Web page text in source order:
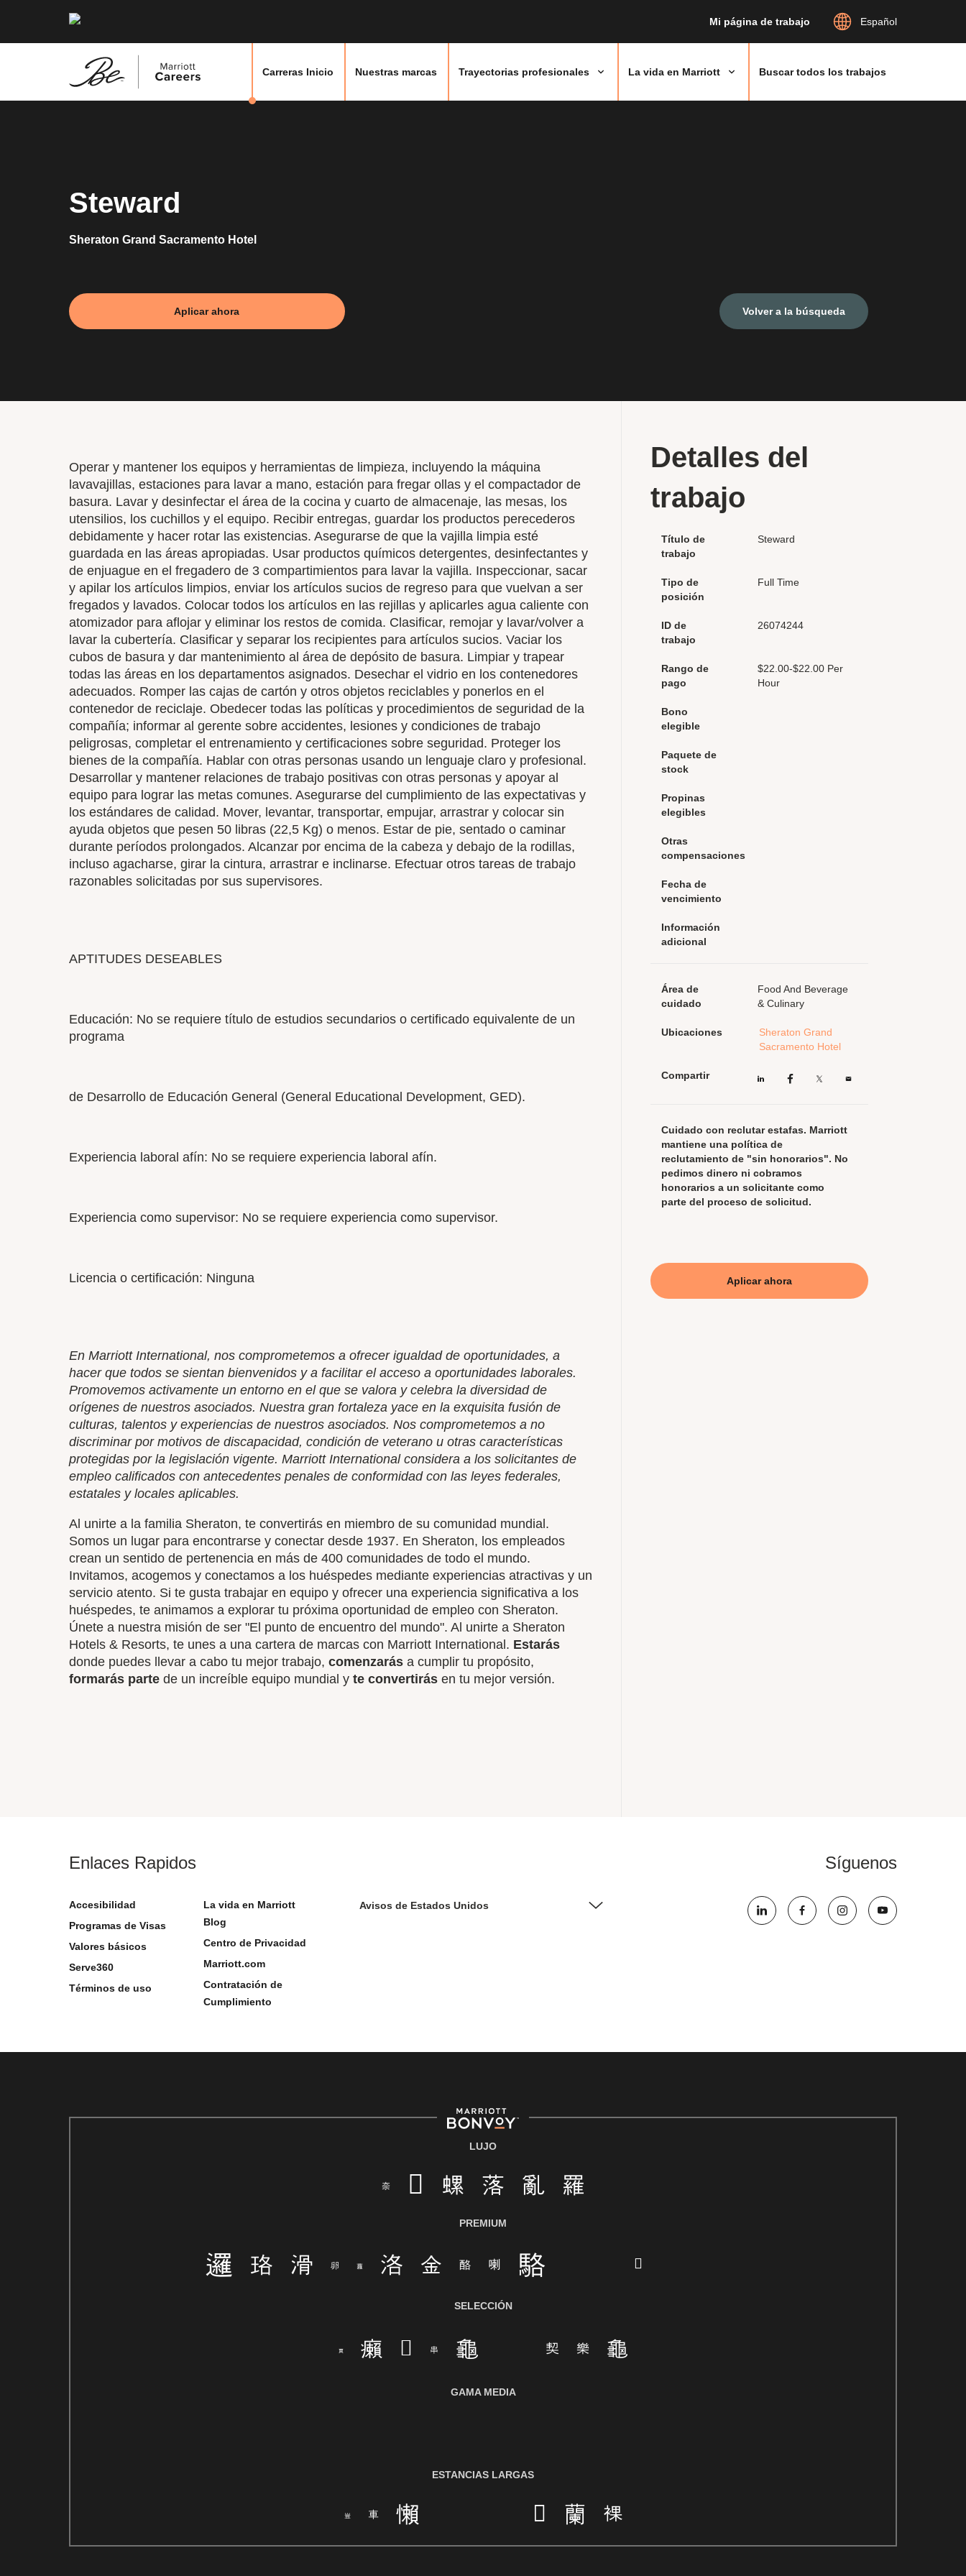
Mi página de trabajo Español
Carreras Inicio Nuestras marcas Trayectorias profesionales La vida en Marriott Buscar todos los trabajos
Steward
Sheraton Grand Sacramento Hotel
Aplicar ahora Volver a la búsqueda
Operar y mantener los equipos y herramientas de limpieza, incluyendo la máquina
lavavajillas, estaciones para lavar a mano, estación para fregar ollas y el compactador de
basura. Lavar y desinfectar el área de la cocina y cuarto de almacenaje, las mesas, los
utensilios, los cuchillos y el equipo. Recibir entregas, guardar los productos perecederos
debidamente y hacer rotar las existencias. Asegurarse de que la vajilla limpia esté
guardada en las áreas apropiadas. Usar productos químicos detergentes, desinfectantes y
de enjuague en el fregadero de 3 compartimientos para lavar la vajilla. Inspeccionar, sacar
y apilar los artículos limpios, enviar los artículos sucios de regreso para que vuelvan a ser
fregados y lavados. Colocar todos los artículos en las rejillas y aplicarles agua caliente con
atomizador para aflojar y eliminar los restos de comida. Clasificar, remojar y lavar/volver a
lavar la cubertería. Clasificar y separar los recipientes para artículos sucios. Vaciar los
cubos de basura y dar mantenimiento al área de depósito de basura. Limpiar y trapear
todas las áreas en los departamentos asignados. Desechar el vidrio en los contenedores
adecuados. Romper las cajas de cartón y otros objetos reciclables y ponerlos en el
contenedor de reciclaje. Obedecer todas las políticas y procedimientos de seguridad de la
compañía; informar al gerente sobre accidentes, lesiones y condiciones de trabajo
peligrosas, completar el entrenamiento y certificaciones sobre seguridad. Proteger los
bienes de la compañía. Hablar con otras personas usando un lenguaje claro y profesional.
Desarrollar y mantener relaciones de trabajo positivas con otras personas y apoyar al
equipo para lograr las metas comunes. Asegurarse del cumplimiento de las expectativas y
los estándares de calidad. Mover, levantar, transportar, empujar, arrastrar y colocar sin
ayuda objetos que pesen 50 libras (22,5 Kg) o menos. Estar de pie, sentado o caminar
durante períodos prolongados. Alcanzar por encima de la cabeza y debajo de la rodillas,
incluso agacharse, girar la cintura, arrastrar e inclinarse. Efectuar otros tareas de trabajo
razonables solicitadas por sus supervisores.
APTITUDES DESEABLES
Educación: No se requiere título de estudios secundarios o certificado equivalente de un
programa
de Desarrollo de Educación General (General Educational Development, GED).
Experiencia laboral afín: No se requiere experiencia laboral afín.
Experiencia como supervisor: No se requiere experiencia como supervisor.
Licencia o certificación: Ninguna
En Marriott International, nos comprometemos a ofrecer igualdad de oportunidades, a
hacer que todos se sientan bienvenidos y a facilitar el acceso a oportunidades laborales.
Promovemos activamente un entorno en el que se valora y celebra la diversidad de
orígenes de nuestros asociados. Nuestra gran fortaleza yace en la exquisita fusión de
culturas, talentos y experiencias de nuestros asociados. Nos comprometemos a no
discriminar por motivos de discapacidad, condición de veterano u otras características
protegidas por la legislación vigente. Marriott International considera a los solicitantes de
empleo calificados con antecedentes penales de conformidad con las leyes federales,
estatales y locales aplicables.
Al unirte a la familia Sheraton, te convertirás en miembro de su comunidad mundial.
Somos un lugar para encontrarse y conectar desde 1937. En Sheraton, los empleados
crean un sentido de pertenencia en más de 400 comunidades de todo el mundo.
Invitamos, acogemos y conectamos a los huéspedes mediante experiencias atractivas y un
servicio atento. Si te gusta trabajar en equipo y ofrecer una experiencia significativa a los
huéspedes, te animamos a explorar tu próxima oportunidad de empleo con Sheraton.
Únete a nuestra misión de ser "El punto de encuentro del mundo". Al unirte a Sheraton
Hotels & Resorts, te unes a una cartera de marcas con Marriott International. Estarás
donde puedes llevar a cabo tu mejor trabajo,​ comenzarás a cumplir tu propósito,
formarás parte de un increíble​ equipo mundial y te convertirás en tu mejor versión.
Detalles del
trabajo
Título de
trabajo
Steward
Tipo de
posición
Full Time
ID de
trabajo
26074244
Rango de
pago
$22.00-$22.00 Per
Hour
Bono
elegible
Paquete de
stock
Propinas
elegibles
Otras
compensaciones
Fecha de
vencimiento
Información
adicional
Área de
cuidado
Food And Beverage
& Culinary
Ubicaciones
Sheraton Grand
Sacramento Hotel
Compartir
Cuidado con reclutar estafas. Marriott
mantiene una política de
reclutamiento de "sin honorarios". No
pedimos dinero ni cobramos
honorarios a un solicitante como
parte del proceso de solicitud.
Aplicar ahora
Enlaces Rapidos
Accesibilidad
Programas de Visas
Valores básicos
Serve360
Términos de uso
La vida en Marriott
Blog
Centro de Privacidad
Marriott.com
Contratación de
Cumplimiento
Avisos de Estados Unidos
cualquier otra base protegida por leyes federales,
E-Verify Inglés/Español
Conozca sus derechos
Ley de protección del poligrafo empleado
Ley de licencia familiar y médica (FMLA)
Síguenos
LUJO
PREMIUM
SELECCIÓN
GAMA MEDIA
ESTANCIAS LARGAS